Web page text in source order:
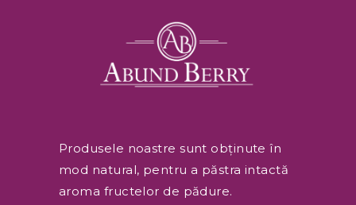
Produsele noastre sunt obținute în
mod natural, pentru a păstra intactă
aroma fructelor de pădure.